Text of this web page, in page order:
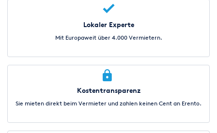
Lokaler Experte
Mit Europaweit über 4.000 Vermietern.
Kostentransparenz
Sie mieten direkt beim Vermieter und zahlen keinen Cent an Erento.